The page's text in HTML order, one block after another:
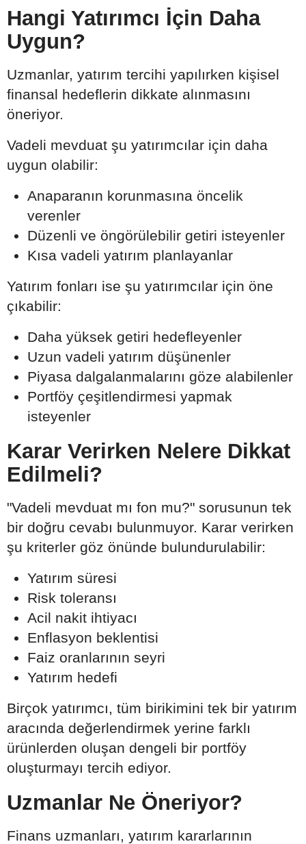
Hangi Yatırımcı İçin Daha
Uygun?
Uzmanlar, yatırım tercihi yapılırken kişisel
finansal hedeflerin dikkate alınmasını
öneriyor.
Vadeli mevduat şu yatırımcılar için daha
uygun olabilir:
Anaparanın korunmasına öncelik
verenler
Düzenli ve öngörülebilir getiri isteyenler
Kısa vadeli yatırım planlayanlar
Yatırım fonları ise şu yatırımcılar için öne
çıkabilir:
Daha yüksek getiri hedefleyenler
Uzun vadeli yatırım düşünenler
Piyasa dalgalanmalarını göze alabilenler
Portföy çeşitlendirmesi yapmak
isteyenler
Karar Verirken Nelere Dikkat
Edilmeli?
"Vadeli mevduat mı fon mu?" sorusunun tek
bir doğru cevabı bulunmuyor. Karar verirken
şu kriterler göz önünde bulundurulabilir:
Yatırım süresi
Risk toleransı
Acil nakit ihtiyacı
Enflasyon beklentisi
Faiz oranlarının seyri
Yatırım hedefi
Birçok yatırımcı, tüm birikimini tek bir yatırım
aracında değerlendirmek yerine farklı
ürünlerden oluşan dengeli bir portföy
oluşturmayı tercih ediyor.
Uzmanlar Ne Öneriyor?
Finans uzmanları, yatırım kararlarının